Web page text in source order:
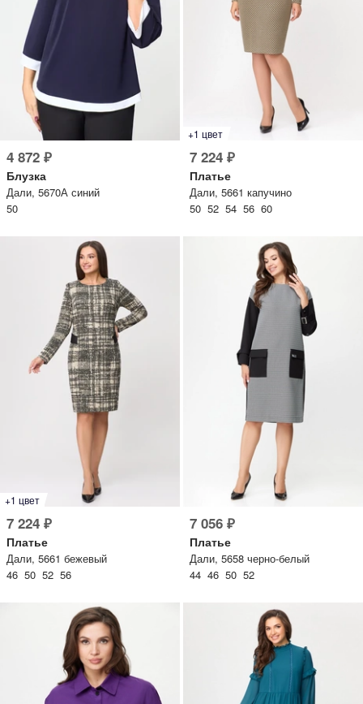
в WhatsApp
в Viber
в Telegram
в Max
- 15:00
RUB
4 872 ₽
Блузка
Дали, 5670А синий
50
+1 цвет
7 224 ₽
Платье
Дали, 5661 капучино
50 52 54 56 60
+1 цвет
7 224 ₽
Платье
Дали, 5661 бежевый
46 50 52 56
7 056 ₽
Платье
Дали, 5658 черно-белый
44 46 50 52